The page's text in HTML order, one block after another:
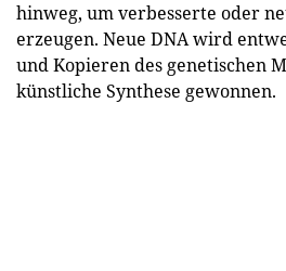
hinweg, um verbesserte oder
erzeugen. Neue DNA wird
und Kopieren des genetischen
künstliche Synthese gewonnen.